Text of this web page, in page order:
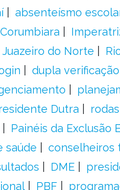
absenteísmo
Corumbiara
Juazeiro do Norte
dupla verificação
Dutra
Painéis da Exclusão
saúde
conselheiros
DME
PBF